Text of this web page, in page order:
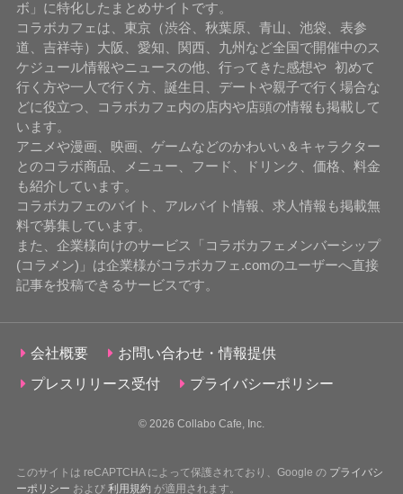
ボ」に特化したまとめサイトです。
コラボカフェは、東京（渋谷、秋葉原、青山、池袋、表参
道、吉祥寺）大阪、愛知、関西、九州など全国で開催中のス
ケジュール情報やニュースの他、行ってきた感想や 初めて
行く方や一人で行く方、誕生日、デートや親子で行く場合な
どに役立つ、コラボカフェ内の店内や店頭の情報も掲載して
います。
アニメや漫画、映画、ゲームなどのかわいい＆キャラクター
とのコラボ商品、メニュー、フード、ドリンク、価格、料金
も紹介しています。
コラボカフェのバイト、アルバイト情報、求人情報も掲載無
料で募集しています。
また、企業様向けのサービス「コラボカフェメンバーシップ
(コラメン)」は企業様がコラボカフェ.comのユーザーへ直接
記事を投稿できるサービスです。
会社概要
お問い合わせ・情報提供
プレスリリース受付
プライバシーポリシー
© 2026 Collabo Cafe, Inc.
このサイトは reCAPTCHA によって保護されており、Google の プライバシ
ーポリシー および 利用規約 が適用されます。